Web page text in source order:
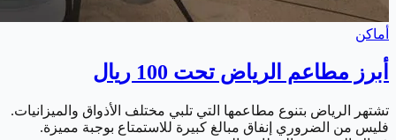
أماكن
أبرز مطاعم الرياض تحت 100 ريال
تشتهر الرياض بتنوع مطاعمها التي تلبي مختلف الأذواق والميزانيات.
فليس من الضروري إنفاق مبالغ كبيرة للاستمتاع بوجبة مميزة.